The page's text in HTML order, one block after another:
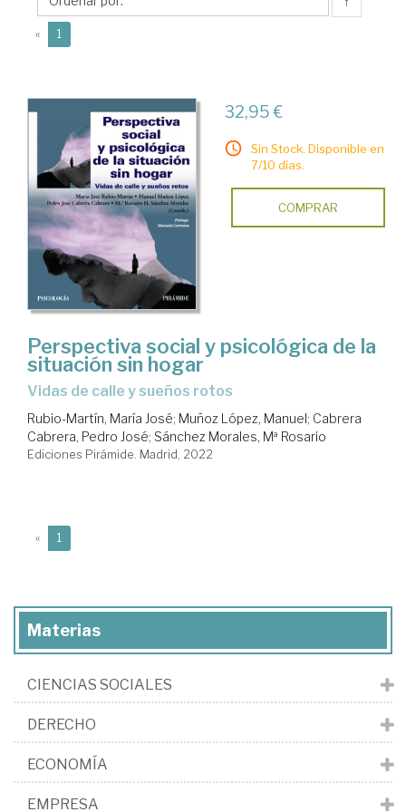
José
« 1
32,95 €
Sin Stock. Disponible en
7/10 días.
COMPRAR
Perspectiva social y psicológica de la
situación sin hogar
vidas de calle y sueños rotos
Rubio-Martín, María José; Muñoz López, Manuel ; Cabrera
Cabrera, Pedro José; Sánchez Morales, Mª Rosario
Ediciones Pirámide. Madrid, 2022
« 1
Materias
CIENCIAS SOCIALES
DERECHO
ECONOMÍA
EMPRESA